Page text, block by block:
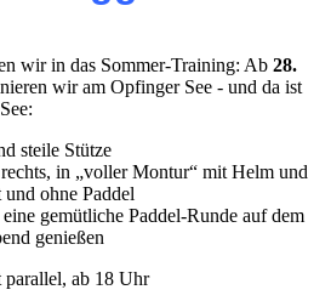
wir in das Sommer-Training: Ab 28.
wir am Opfinger See - und da ist
steile Stütze
in „voller Montur“ mit Helm und
ohne Paddel
gemütliche Paddel-Runde auf dem
genießen
parallel, ab 18 Uhr